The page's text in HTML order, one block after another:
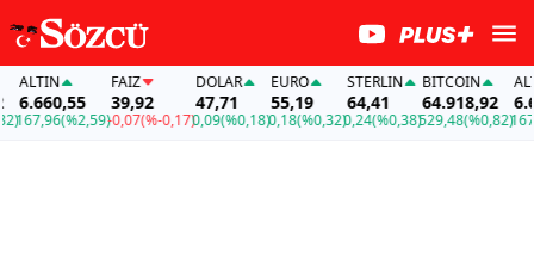
(%2,59)
FAİZ
39,92
-0,07(%-0,17)
DOLAR
47,71
0,09(%0,18)
EURO
55,19
0,18(%0,32)
STERLIN
64,41
0,24(%0,38)
BITCOIN
64.918,92
529,48(%0,82)
ALTIN
167,96